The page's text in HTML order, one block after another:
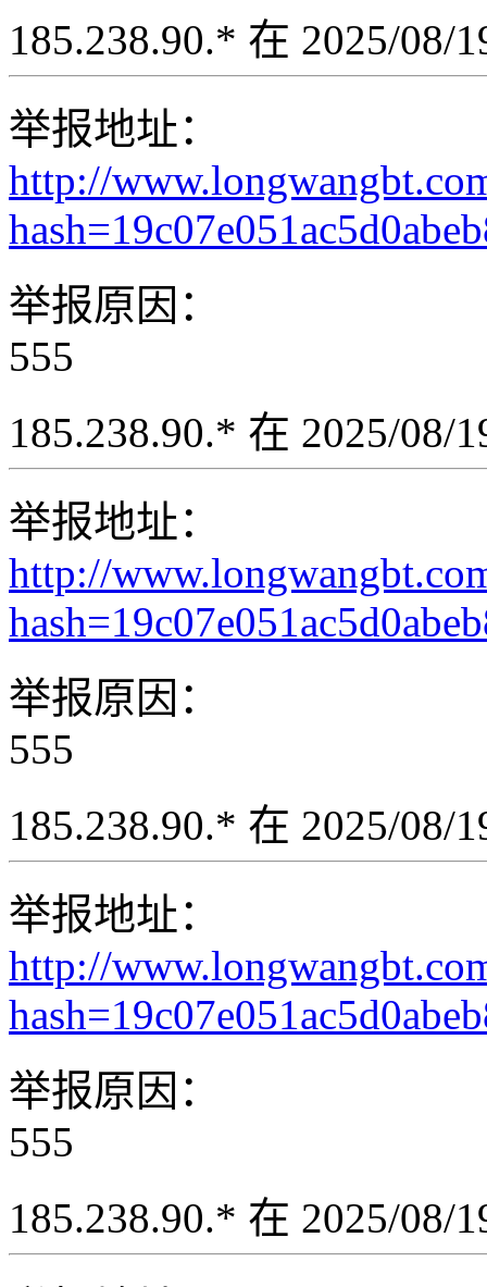
185.238.90.* 在 2025/08/
举报地址：
http://
举报原因：
555
185.238.90.* 在 2025/08/
举报地址：
http://
举报原因：
555
185.238.90.* 在 2025/08/
举报地址：
http://
举报原因：
555
185.238.90.* 在 2025/08/